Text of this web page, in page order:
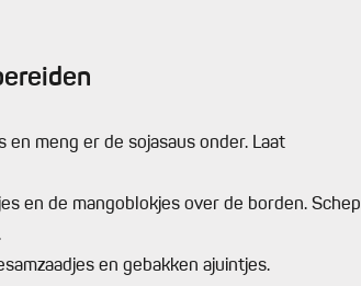
en meng er de sojasaus onder. Laat
en de mangoblokjes over de borden. Schep
en gebakken ajuintjes.